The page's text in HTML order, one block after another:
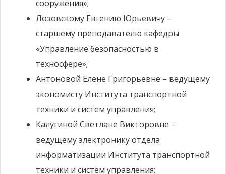
сооружения»;
Лозовскому Евгению Юрьевичу –
старшему преподавателю кафедры
«Управление безопасностью в
техносфере»;
Антоновой Елене Григорьевне – ведущему
экономисту Института транспортной
техники и систем управления;
Калугиной Светлане Викторовне –
ведущему электронику отдела
информатизации Института транспортной
техники и систем управления;